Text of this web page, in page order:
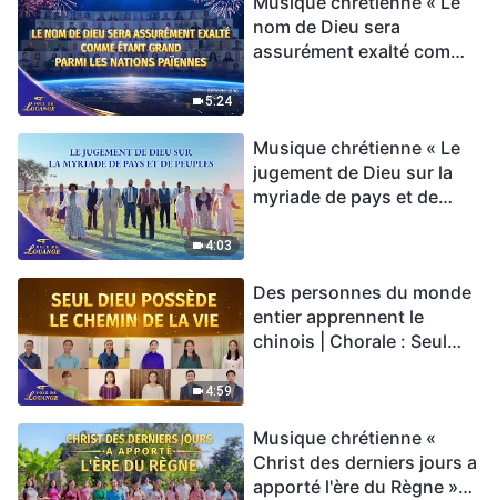
5:24
nom de Dieu sera
assurément exalté comme
2026
4:03
Musique chrétienne « Le
jugement de Dieu sur la
myriade de pays et de
4:59
Des personnes du monde
entier apprennent le
chinois | Chorale : Seul
Musique chrétienne «
Christ des derniers jours a
apporté l'ère du Règne »